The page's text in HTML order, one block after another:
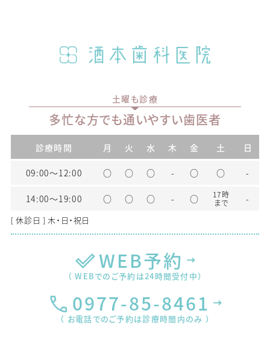
土曜も診療
多忙な方でも通いやすい歯医者
診療時間 月 火 水 木 金 土 日
09:00〜12:00 ○ ○ ○ - ○ ○ -
14:00〜19:00 ○ ○ ○ - ○
17時
まで
-
[ 休診日 ] 木・日・祝日
WEB予約
（ WEBでのご予約は24時間受付中）
0977-85-8461
（ お電話でのご予約は診療時間内のみ ）